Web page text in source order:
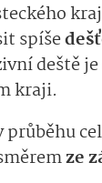
spíše
deště
kraji.
průběhu
ze